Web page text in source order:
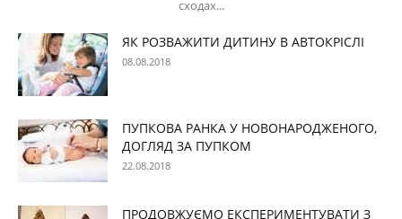
сходах...
ЯК РОЗВАЖИТИ ДИТИНУ В АВТОКРІСЛІ
08.08.2018
ПУПКОВА РАНКА У НОВОНАРОДЖЕНОГО,
ДОГЛЯД ЗА ПУПКОМ
22.08.2018
ПРОДОВЖУЄМО ЕКСПЕРИМЕНТУВАТИ З